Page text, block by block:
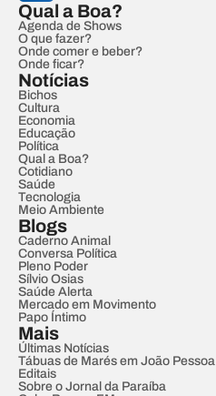
Qual a Boa?
Agenda de Shows
O que fazer?
Onde comer e beber?
Onde ficar?
Notícias
Bichos
Cultura
Economia
Educação
Política
Qual a Boa?
Cotidiano
Saúde
Tecnologia
Meio Ambiente
Blogs
Caderno Animal
Conversa Política
Pleno Poder
Sílvio Osias
Saúde Alerta
Mercado em Movimento
Papo Íntimo
Mais
Últimas Notícias
Tábuas de Marés em João Pessoa
Editais
Sobre o Jornal da Paraíba